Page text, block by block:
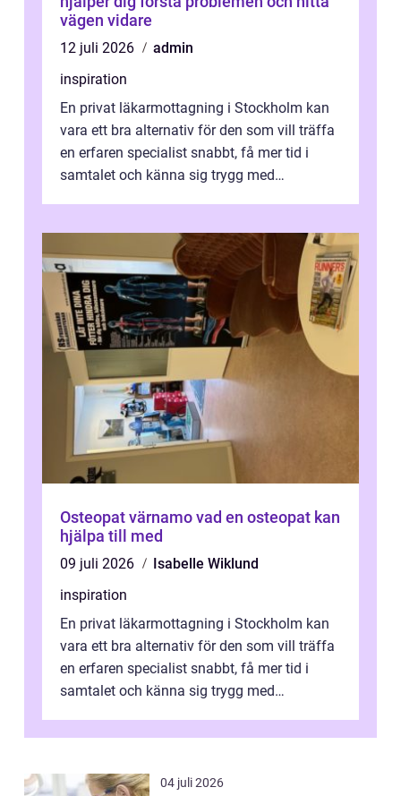
vägen vidare
12 juli 2026
admin
inspiration
En privat läkarmottagning i Stockholm kan
vara ett bra alternativ för den som vill träffa
en erfaren specialist snabbt, få mer tid i
samtalet och känna sig trygg med
Osteopat värnamo vad en osteopat kan
hjälpa till med
09 juli 2026
Isabelle Wiklund
inspiration
En privat läkarmottagning i Stockholm kan
vara ett bra alternativ för den som vill träffa
en erfaren specialist snabbt, få mer tid i
samtalet och känna sig trygg med
04 juli 2026